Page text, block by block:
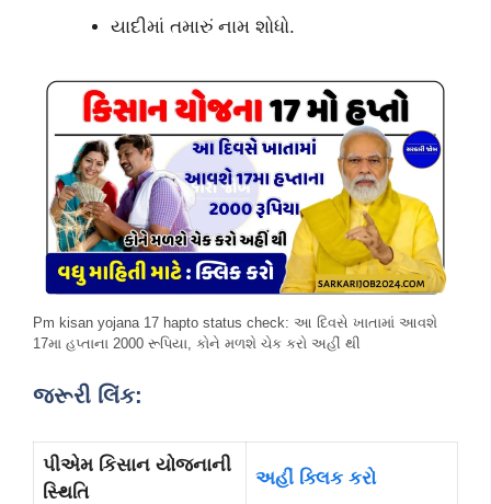
યાદીમાં તમારું નામ શોધો.
Pm kisan yojana 17 hapto status check: આ દિવસે ખાતામાં આવશે
17મા હપ્તાના 2000 રૂપિયા, કોને મળશે ચેક કરો અહીં થી
જરૂરી લિંક:
પીએમ કિસાન યોજનાની
સ્થિતિ
અહીં ક્લિક કરો